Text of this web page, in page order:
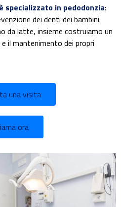
in pedodonzia:
dei denti dei bambini.
da latte, insieme costruiamo un
il mantenimento dei propri
una visita
ora